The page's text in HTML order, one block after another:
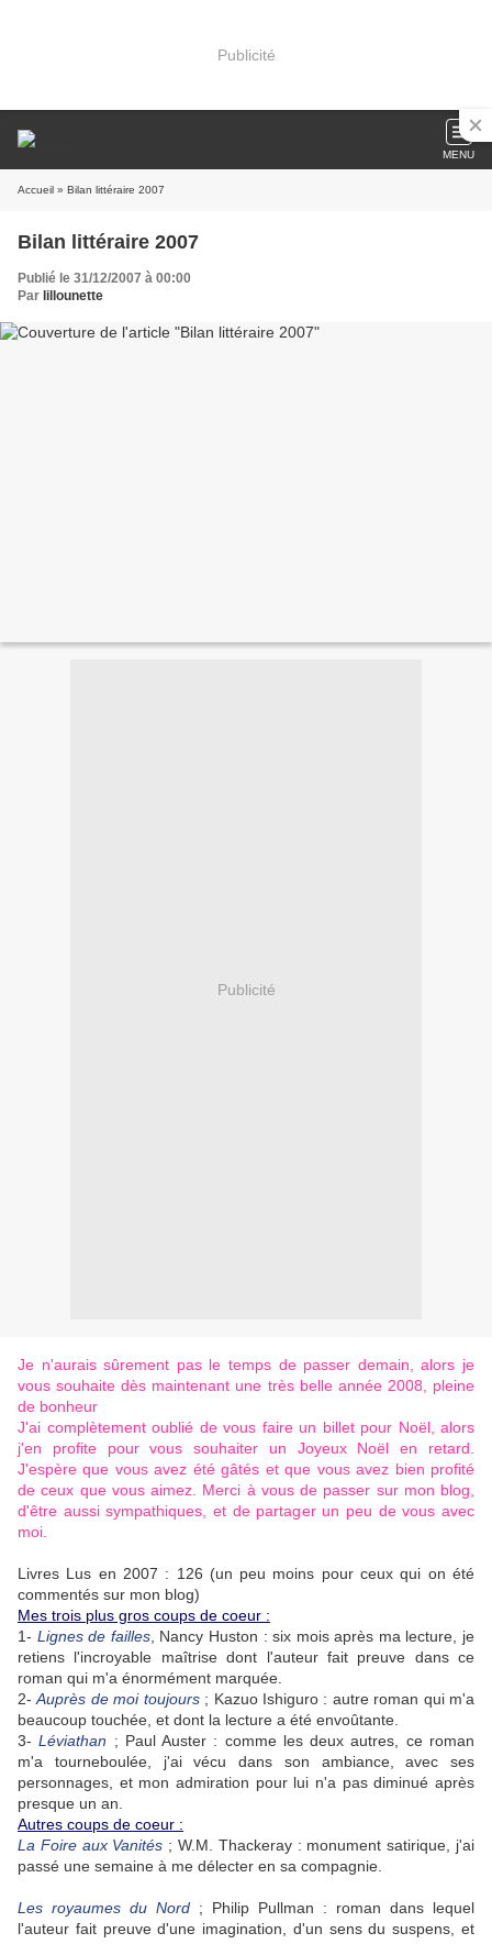
Publicité
MENU
Accueil » Bilan littéraire 2007
Bilan littéraire 2007
Publié le 31/12/2007 à 00:00
Par lillounette
Publicité
Je n'aurais sûrement pas le temps de passer demain, alors je
vous souhaite dès maintenant une très belle année 2008, pleine
de bonheur
J'ai complètement oublié de vous faire un billet pour Noël, alors
j'en profite pour vous souhaiter un Joyeux Noël en retard.
J'espère que vous avez été gâtés et que vous avez bien profité
de ceux que vous aimez. Merci à vous de passer sur mon blog,
d'être aussi sympathiques, et de partager un peu de vous avec
moi.
Livres Lus en 2007 : 126 (un peu moins pour ceux qui on été
commentés sur mon blog)
Mes trois plus gros coups de coeur :
1- Lignes de failles, Nancy Huston : six mois après ma lecture, je
retiens l'incroyable maîtrise dont l'auteur fait preuve dans ce
roman qui m'a énormément marquée.
2-Auprès de moi toujours ; Kazuo Ishiguro : autre roman qui m'a
beaucoup touchée, et dont la lecture a été envoûtante.
3-Léviathan ; Paul Auster : comme les deux autres, ce roman
m'a tourneboulée, j'ai vécu dans son ambiance, avec ses
personnages, et mon admiration pour lui n'a pas diminué après
presque un an.
Autres coups de coeur :
La Foire aux Vanités ; W.M. Thackeray : monument satirique, j'ai
passé une semaine à me délecter en sa compagnie.
Les royaumes du Nord ; Philip Pullman : roman dans lequel
l'auteur fait preuve d'une imagination, d'un sens du suspens, et